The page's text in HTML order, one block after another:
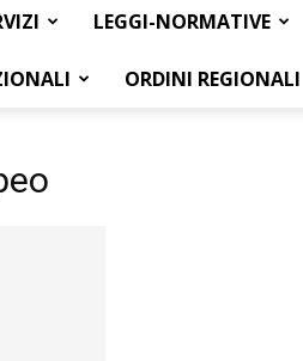
LEGGI-NORMATIVE
ORDINI REGIONALI